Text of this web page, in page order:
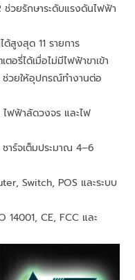
วยรักษาระดับแรงดันไฟฟ้า
สูงสุด 11 รายการ
อรี่ได้เมื่อไม่มีไฟฟ้าขาเข้า
ช่วยให้อุปกรณ์ทำงานต่อ
ฟฟ้าลัดวงจร และไฟ
าร์จเต็มประมาณ 4–6
Switch, POS และระบบ
14001, CE, FCC และ